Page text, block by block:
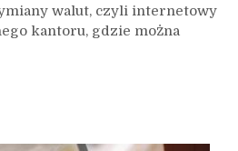
walut, czyli internetowy
kantoru, gdzie można